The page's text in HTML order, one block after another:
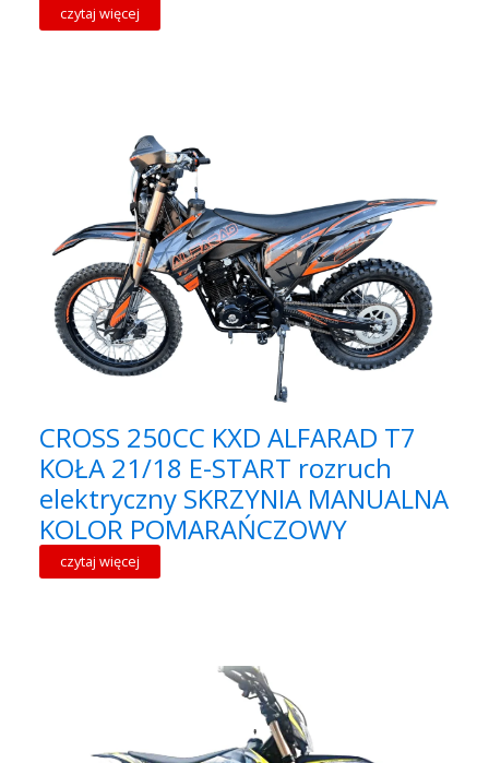
czytaj więcej
CROSS 250CC KXD ALFARAD T7
KOŁA 21/18 E-START rozruch
elektryczny SKRZYNIA MANUALNA
KOLOR POMARAŃCZOWY
czytaj więcej